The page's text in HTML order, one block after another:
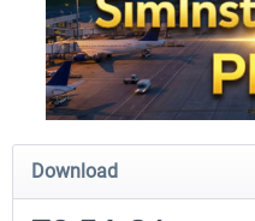
rkApps - FSRealistic Pro MSFS
Download